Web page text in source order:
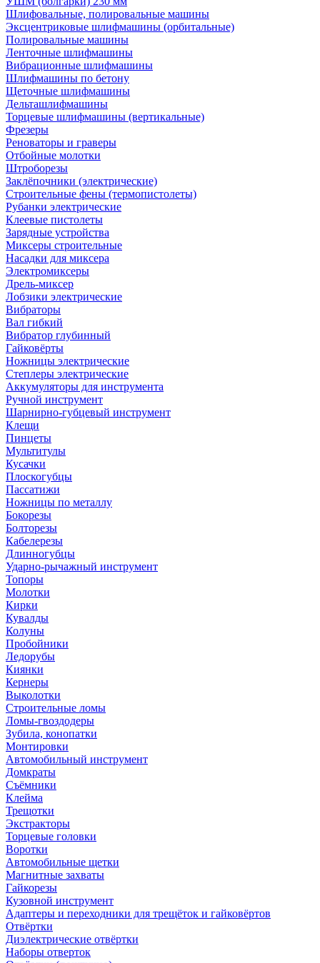
Шлифовальные, полировальные машины
Эксцентриковые шлифмашины (орбитальные)
Полировальные машины
Ленточные шлифмашины
Вибрационные шлифмашины
Шлифмашины по бетону
Щеточные шлифмашины
Дельташлифмашины
Торцевые шлифмашины (вертикальные)
Фрезеры
Реноваторы и граверы
Отбойные молотки
Штроборезы
Заклёпочники (электрические)
Строительные фены (термопистолеты)
Рубанки электрические
Клеевые пистолеты
Зарядные устройства
Миксеры строительные
Насадки для миксера
Электромиксеры
Дрель-миксер
Лобзики электрические
Вибраторы
Вал гибкий
Вибратор глубинный
Гайковёрты
Ножницы электрические
Степлеры электрические
Аккумуляторы для инструмента
Ручной инструмент
Шарнирно-губцевый инструмент
Клещи
Пинцеты
Мультитулы
Кусачки
Плоскогубцы
Пассатижи
Ножницы по металлу
Бокорезы
Болторезы
Кабелерезы
Длинногубцы
Ударно-рычажный инструмент
Топоры
Молотки
Кирки
Кувалды
Колуны
Пробойники
Ледорубы
Киянки
Кернеры
Выколотки
Строительные ломы
Ломы-гвоздодеры
Зубила, конопатки
Монтировки
Автомобильный инструмент
Домкраты
Съёмники
Клейма
Трещотки
Экстракторы
Торцевые головки
Воротки
Автомобильные щетки
Магнитные захваты
Гайкорезы
Кузовной инструмент
Адаптеры и переходники для трещёток и гайковёртов
Отвёртки
Диэлектрические отвёртки
Наборы отверток